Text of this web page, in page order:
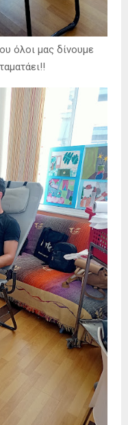
όλοι μας δίνουμε